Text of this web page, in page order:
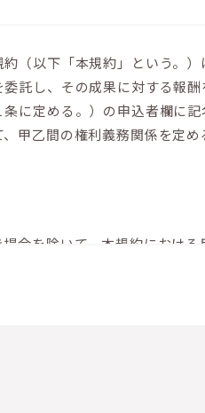
（以下「本規約」という。
託し、その成果に対する報
に定める。）の申込者欄に
甲乙間の権利義務関係を定め
合を除いて、本規約におけ
本サービス等を利用する個人、
themes/meo-dash/files/meo-